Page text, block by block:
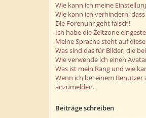
Wie kann ich meine
Wie kann ich verhindern,
Die Forenuhr geht falsch!
Ich habe die Zeitzone
Meine Sprache steht auf
Was sind das für Bilder, die
Wie verwende ich einen
Was ist mein Rang und wie
Wenn ich bei einem
anzumelden.
Beiträge schreiben